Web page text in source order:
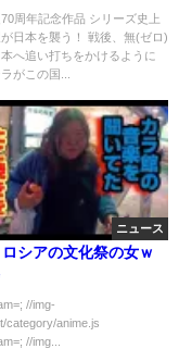
周年記念作品 シリーズ史上
日本を襲う！ 戦後、無(ゼロ)
へ追い打ちをかけるように
がこの国...
ニュース
ロシアの文化祭の女ｗ
//img-
category/anime.js
//img...